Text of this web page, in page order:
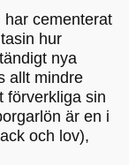
har cementerat
hur
nya
allt mindre
förverkliga sin
är en i
och lov),